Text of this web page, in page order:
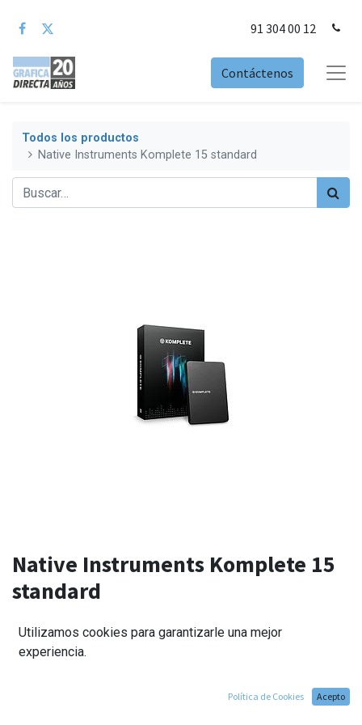
91 304 00 12
Contáctenos
Todos los productos
Native Instruments Komplete 15 standard
Native Instruments Komplete 15
standard
299,00€
Utilizamos cookies para garantizarle una mejor
experiencia.
Política de Cookies Acepto